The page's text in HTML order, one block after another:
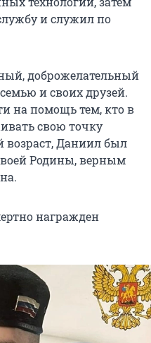
и служил по
доброжелательный
и своих друзей.
на помощь тем, кто в
свою точку
Даниил был
Родины, верным
награжден